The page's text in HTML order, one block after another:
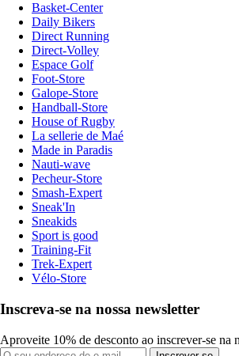
Basket-Center
Daily Bikers
Direct Running
Direct-Volley
Espace Golf
Foot-Store
Galope-Store
Handball-Store
House of Rugby
La sellerie de Maé
Made in Paradis
Nauti-wave
Pecheur-Store
Smash-Expert
Sneak'In
Sneakids
Sport is good
Training-Fit
Trek-Expert
Vélo-Store
Inscreva-se na nossa newsletter
Aproveite 10% de desconto ao inscrever-se na